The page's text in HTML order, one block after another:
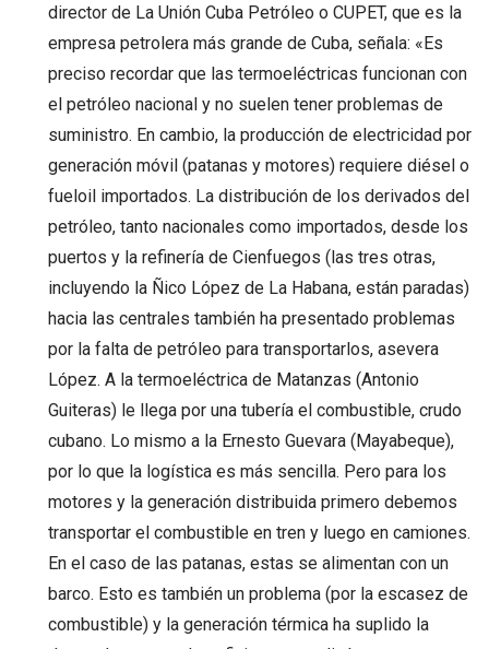
director de La Unión Cuba Petróleo o CUPET, que es la
empresa petrolera más grande de Cuba, señala: «Es
preciso recordar que las termoeléctricas funcionan con
el petróleo nacional y no suelen tener problemas de
suministro. En cambio, la producción de electricidad por
generación móvil (patanas y motores) requiere diésel o
fueloil importados. La distribución de los derivados del
petróleo, tanto nacionales como importados, desde los
puertos y la refinería de Cienfuegos (las tres otras,
incluyendo la Ñico López de La Habana, están paradas)
hacia las centrales también ha presentado problemas
por la falta de petróleo para transportarlos, asevera
López. A la termoeléctrica de Matanzas (Antonio
Guiteras) le llega por una tubería el combustible, crudo
cubano. Lo mismo a la Ernesto Guevara (Mayabeque),
por lo que la logística es más sencilla. Pero para los
motores y la generación distribuida primero debemos
transportar el combustible en tren y luego en camiones.
En el caso de las patanas, estas se alimentan con un
barco. Esto es también un problema (por la escasez de
combustible) y la generación térmica ha suplido la